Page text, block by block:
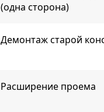
(одна сторона)
Демонтаж старой
Расширение проема